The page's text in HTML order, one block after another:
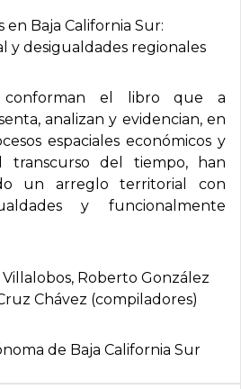
Baja California Sur:
y desigualdades regionales
conforman el libro que a
analizan y evidencian, en
espaciales económicos y
transcurso del tiempo, han
un arreglo territorial con
y funcionalmente
Roberto González
Chávez (compiladores)
de Baja California Sur